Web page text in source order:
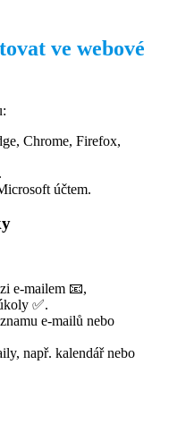
ve webové
Chrome, Firefox,
.
účtem.
e-mailem 📧,
✅.
e-mailů nebo
např. kalendář nebo